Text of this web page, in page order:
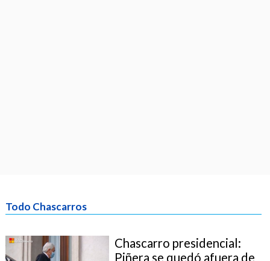
Todo Chascarros
Chascarro presidencial:
Piñera se quedó afuera de